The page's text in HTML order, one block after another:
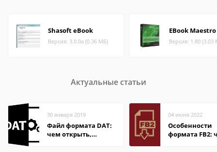
Shasoft eBook
Версия: 3.0.0a (0.36 МБ)
EBook Maestro
Версия: 1.80 (3.03
Актуальные статьи
30 января 2019
Файл формата DAT:
чем открыть,
04 июня 2022
Особенности
формата FB2: